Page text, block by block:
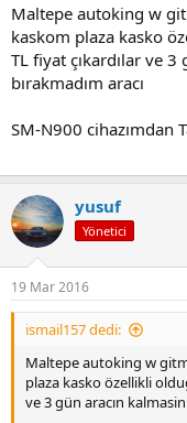
Maltepe autoking w
kaskom plaza kasko
TL fiyat çıkardılar ve
bırakmadım aracı
SM-N900 cihazımdan
yusuf
Yönetici
19 Mar 2016
ismail157 dedi:
Maltepe autoking w
plaza kasko özellikli
ve 3 gün aracın